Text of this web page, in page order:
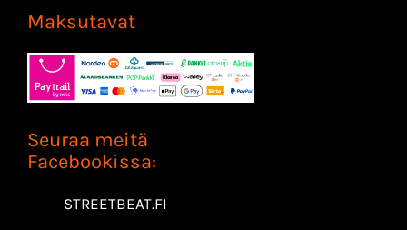
Maksutavat
Seuraa meitä
Facebookissa:
STREETBEAT.FI